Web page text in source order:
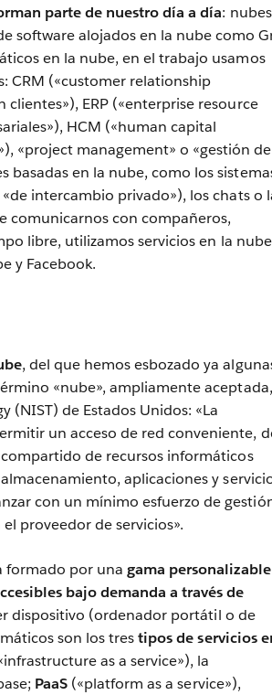
parte de nuestro día a día:
software alojados en la nube como
en la nube, en el trabajo usamos
CRM («customer relationship
ERP («enterprise resource
HCM («human capital
«project management» o «gestión de
basadas en la nube, como los
intercambio privado»), los chats o
comunicarnos con compañeros,
libre, utilizamos servicios en la nube
y Facebook.
, del que hemos esbozado ya
«nube», ampliamente
de Estados Unidos: «La
un acceso de red conveniente,
de recursos informáticos
aplicaciones y
con un mínimo esfuerzo de
proveedor de servicios».
formado por unagama
bajo demanda a través de
dispositivo (ordenador portátil o de
son los trestipos de servicios
as a service»), la
PaaS («platform as a service»),